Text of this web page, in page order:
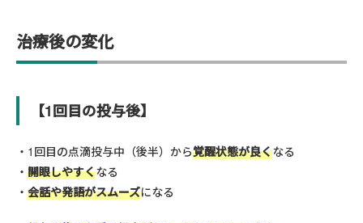
治療後の変化
【1回目の投与後】
1回目の点滴投与中（後半）から覚醒状態が良くなる
開眼しやすくなる
会話や発語がスムーズになる